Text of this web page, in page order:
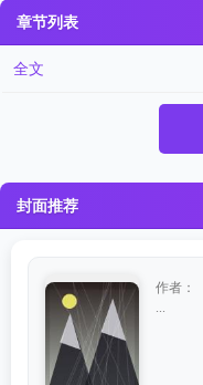
章节列表
全文
封面推荐
作者：